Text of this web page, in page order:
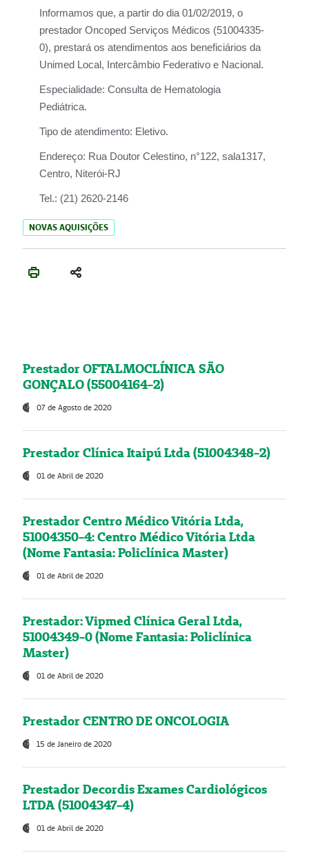
Informamos que, a partir do dia 01/02/2019, o
prestador Oncoped Serviços Médicos (51004335-
0), prestará os atendimentos aos beneficiários da
Unimed Local, Intercâmbio Federativo e Nacional.
Especialidade: Consulta de Hematologia
Pediátrica.
Tipo de atendimento: Eletivo.
Endereço: Rua Doutor Celestino, n°122, sala1317,
Centro, Niterói-RJ
Tel.: (21) 2620-2146
NOVAS AQUISIÇÕES
Prestador OFTALMOCLÍNICA SÃO
GONÇALO (55004164-2)
07 de Agosto de 2020
Prestador Clínica Itaipú Ltda (51004348-2)
01 de Abril de 2020
Prestador Centro Médico Vitória Ltda,
51004350-4: Centro Médico Vitória Ltda
(Nome Fantasia: Policlínica Master)
01 de Abril de 2020
Prestador: Vipmed Clínica Geral Ltda,
51004349-0 (Nome Fantasia: Policlínica
Master)
01 de Abril de 2020
Prestador CENTRO DE ONCOLOGIA
15 de Janeiro de 2020
Prestador Decordis Exames Cardiológicos
LTDA (51004347-4)
01 de Abril de 2020